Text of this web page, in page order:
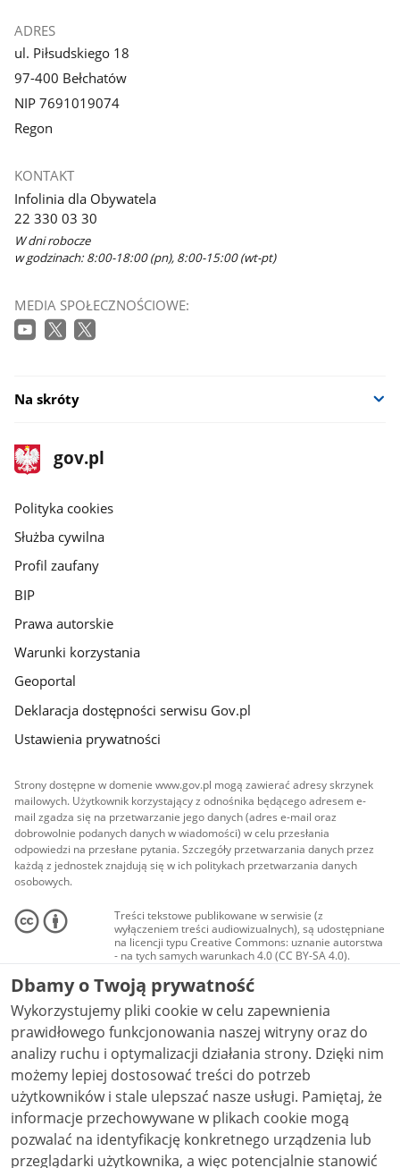
ADRES
ul. Piłsudskiego 18
97-400 Bełchatów
NIP 7691019074
Regon
KONTAKT
Infolinia dla Obywatela
22 330 03 30
W dni robocze
w godzinach: 8:00-18:00 (pn), 8:00-15:00 (wt-pt)
MEDIA SPOŁECZNOŚCIOWE:
Na skróty
stopka
gov.pl
Strona
gov.pl
gov.pl
Polityka cookies
Służba cywilna
Profil zaufany
BIP
Prawa autorskie
Warunki korzystania
Geoportal
Deklaracja dostępności serwisu Gov.pl
Ustawienia prywatności
Strony dostępne w domenie www.gov.pl mogą zawierać adresy skrzynek
mailowych. Użytkownik korzystający z odnośnika będącego adresem e-
mail zgadza się na przetwarzanie jego danych (adres e-mail oraz
dobrowolnie podanych danych w wiadomości) w celu przesłania
odpowiedzi na przesłane pytania. Szczegóły przetwarzania danych przez
każdą z jednostek znajdują się w ich politykach przetwarzania danych
osobowych.
Treści tekstowe publikowane w serwisie (z
wyłączeniem treści audiowizualnych), są udostępniane
na licencji typu Creative Commons: uznanie autorstwa
- na tych samych warunkach 4.0 (CC BY-SA 4.0).
Materiały audiowizualne, w tym zdjęcia, materiały
audio i wideo, są udostępniane na licencji typu
Creative Commons: uznanie autorstwa użycie
niekomercyjne - bez utworów zależnych 4.0 (CC BY-
NC-ND 4.0), o ile nie jest to stwierdzone inaczej.
Dbamy o Twoją prywatność
Wykorzystujemy pliki cookie w celu zapewnienia
prawidłowego funkcjonowania naszej witryny oraz do
analizy ruchu i optymalizacji działania strony. Dzięki nim
możemy lepiej dostosować treści do potrzeb
użytkowników i stale ulepszać nasze usługi. Pamiętaj, że
informacje przechowywane w plikach cookie mogą
pozwalać na identyfikację konkretnego urządzenia lub
przeglądarki użytkownika, a więc potencjalnie stanowić